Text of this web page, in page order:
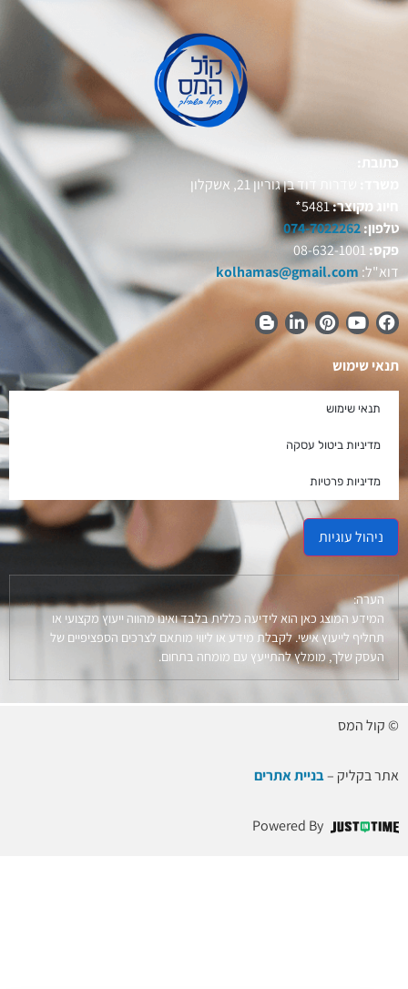
כתובת:
משרד:
שדרות דוד בן גוריון 21, אשקלון
חיוג מקוצר:5481*
טלפון:074-7022262
פקס:08-632-1001
דוא"ל:kolhamas@gmail.com
תנאי שימוש
תנאי שימוש
מדיניות ביטול עסקה
מדיניות פרטיות
ניהול עוגיות
הערה:
המידע המוצג כאן הוא לידיעה כללית בלבד ואינו מהווה ייעוץ מקצועי או
תחליף לייעוץ אישי. לקבלת מידע או ליווי מותאם לצרכים הספציפיים של
העסק שלך, מומלץ להתייעץ עם מומחה בתחום.
© קול המס
אתר בקליק – בניית אתרים
Powered By